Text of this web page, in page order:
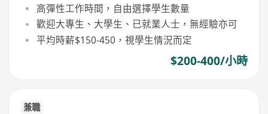
高彈性工作時間，自由選擇學生數量
歡迎大專生、大學生、已就業人士，無經驗亦可
平均時薪$150-450，視學生情況而定
$200-400/小時
兼職